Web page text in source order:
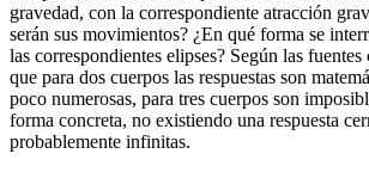
gravedad, con la correspondiente atracción
serán sus movimientos? ¿En qué forma se
las correspondientes elipses? Según las
que para dos cuerpos las respuestas son
poco numerosas, para tres cuerpos son
forma concreta, no existiendo una respuesta
probablemente infinitas.